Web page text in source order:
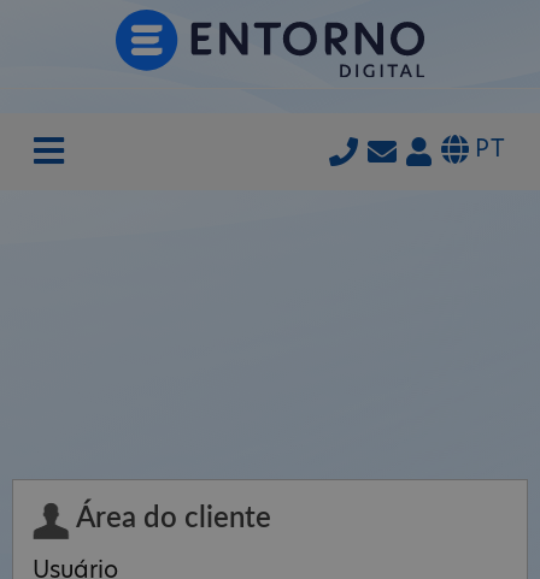
PT
Área do cliente
Usuário